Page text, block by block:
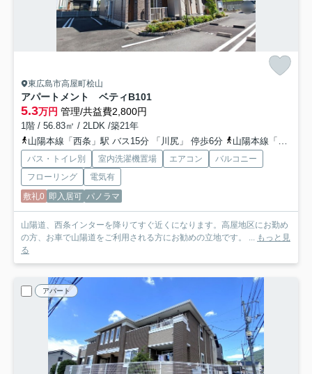
東広島市高屋町桧山
アパートメント ベティB101
5.3万円 管理/共益費2,800円
1階 / 56.83㎡ / 2LDK /築21年
山陽本線「西条」駅 バス15分 「川尻」 停歩6分
山陽本線「西高屋」駅 徒歩37分
バス・トイレ別 室内洗濯機置場 エアコン
バルコニー
フローリング
電気有
敷礼0 即入居可 パノラマ
山陽道、西条インターを降りてすぐ近くになります。高屋地区にお勤め
の方、お車で山陽道をご利用される方にお勧めの立地です。 ...
もっと見
る
アパート